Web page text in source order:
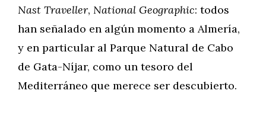
Nast Traveller, National Geographic: todos
han señalado en algún momento a Almería,
y en particular al Parque Natural de Cabo
de Gata-Níjar, como un tesoro del
Mediterráneo que merece ser descubierto.